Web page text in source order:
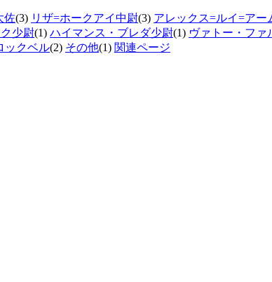
佐(3) リザ=ホークアイ中尉(3) アレックス=ルイ=アー
少尉(1) ハイマンス・ブレダ少尉(1) ヴァトー・ファ
ックベル(2) その他(1) 関連ページ